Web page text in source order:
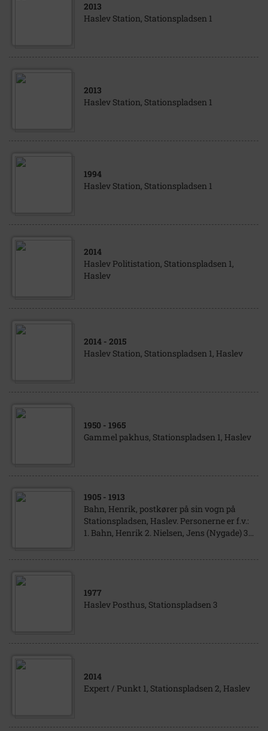
2013
Haslev Station, Stationspladsen 1
2013
Haslev Station, Stationspladsen 1
1994
Haslev Station, Stationspladsen 1
2014
Haslev Politistation, Stationspladsen 1,
Haslev
2014 - 2015
Haslev Station, Stationspladsen 1, Haslev
1950 - 1965
Gammel pakhus, Stationspladsen 1, Haslev
1905 - 1913
Bahn, Henrik, postkører på sin vogn på
Stationspladsen, Haslev. Personerne er f.v.:
1. Bahn, Henrik 2. Nielsen, Jens (Nygade) 3...
1977
Haslev Posthus, Stationspladsen 3
2014
Expert / Punkt 1, Stationspladsen 2, Haslev